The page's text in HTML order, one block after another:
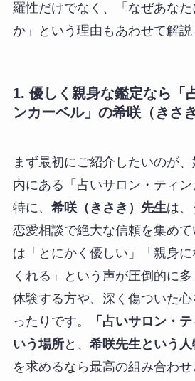
羅性だけでなく、「なぜあな
か」という理由もあわせて解説
1. 優しく親身な鑑定なら「
ンカーベル」の希咲（きさ
まず最初にご紹介したいのが
内にある「占いサロン・ティン
特に、 希咲（きさき）先生は
恋愛相談で絶大な信頼を集め
は「とにかく優しい」「親身
くれる」という声が圧倒的に
体験する方や、深く傷ついた
ったりです。
「占いサロン・
いう場所と、 希咲先生という人
を求めるなら最高の組み合わせ